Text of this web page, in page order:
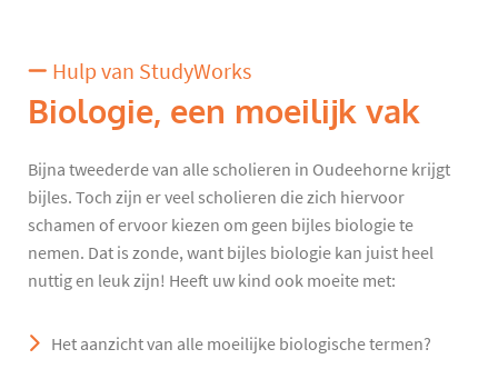
Hulp van StudyWorks
Biologie, een moeilijk vak
Bijna tweederde van alle scholieren in Oudeehorne krijgt
bijles. Toch zijn er veel scholieren die zich hiervoor
schamen of ervoor kiezen om geen bijles biologie te
nemen. Dat is zonde, want bijles biologie kan juist heel
nuttig en leuk zijn! Heeft uw kind ook moeite met:
Het aanzicht van alle moeilijke biologische termen?